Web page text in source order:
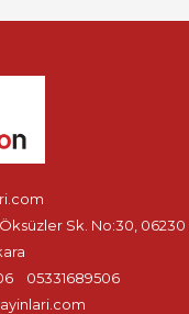
Sk. No:30, 06230
05331689506